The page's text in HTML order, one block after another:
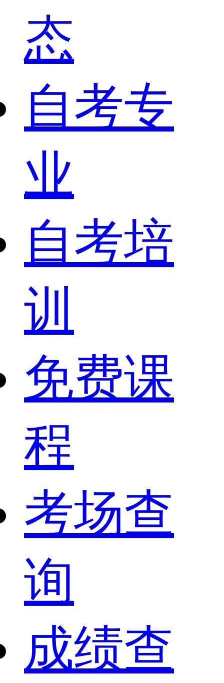
态
自考专
业
自考培
训
免费课
程
考场查
询
成绩查